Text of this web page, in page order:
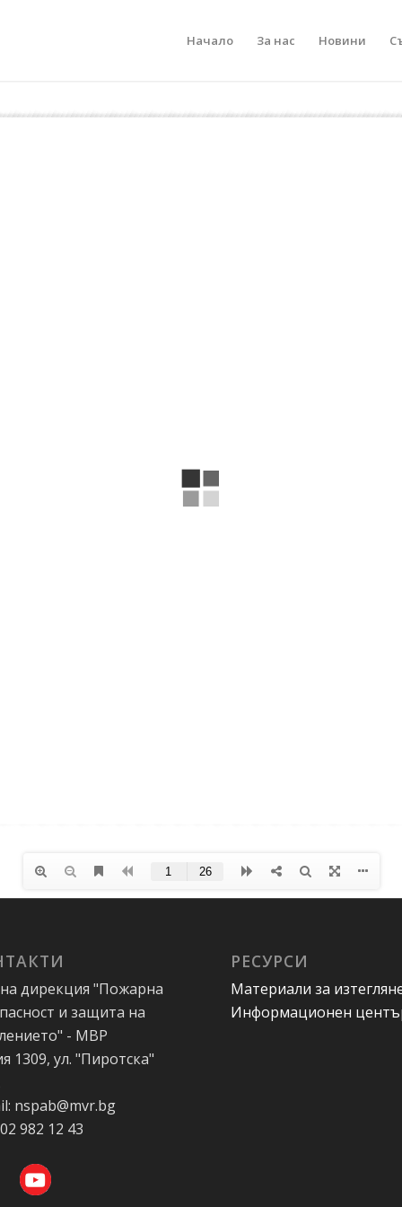
Начало За нас Новини
дирекция "Пожарна
и защита на
- МВР
1309, ул. "Пиротска"
nspab@mvr.bg
982 12 43
РЕСУРСИ
Материали за
Информационен